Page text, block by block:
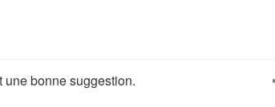
une bonne suggestion.